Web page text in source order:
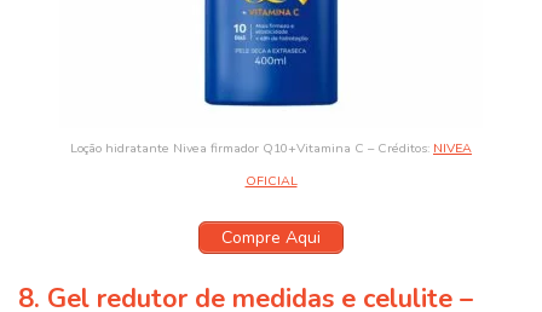
Loção hidratante Nivea firmador Q10+Vitamina C – Créditos: NIVEA
OFICIAL
Compre Aqui
8. Gel redutor de medidas e celulite –